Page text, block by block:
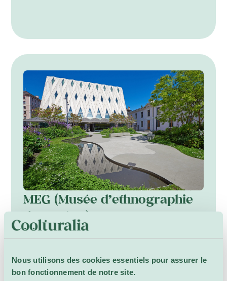
Nous utilisons des cookies essentiels pour assurer le
bon fonctionnement de notre site.
MEG (Musée d’ethnographie
de Genève)
Le MEG (Musée d’ethnographie de Genève) est
un musée de renom dédié à l’exploration et à
mondiale. Situé au cœur de Genève, il abrite